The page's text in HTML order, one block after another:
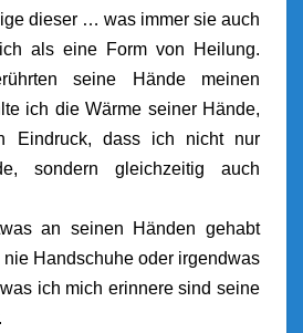
dieser … was immer sie auch
als eine Form von Heilung.
seine Hände meinen
ich die Wärme seiner Hände,
Eindruck, dass ich nicht nur
sondern gleichzeitig auch
an seinen Händen gehabt
Handschuhe oder irgendwas
ich mich erinnere sind seine